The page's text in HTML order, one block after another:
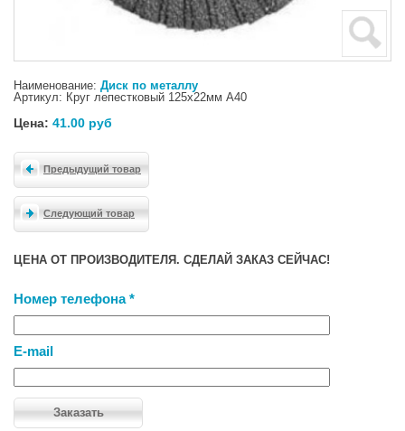
Наименование: Диск по металлу
Артикул: Круг лепестковый 125х22мм А40
Цена: 41.00 руб
Предыдущий товар
Следующий товар
ЦЕНА ОТ ПРОИЗВОДИТЕЛЯ. СДЕЛАЙ ЗАКАЗ СЕЙЧАС!
Номер телефона *
E-mail